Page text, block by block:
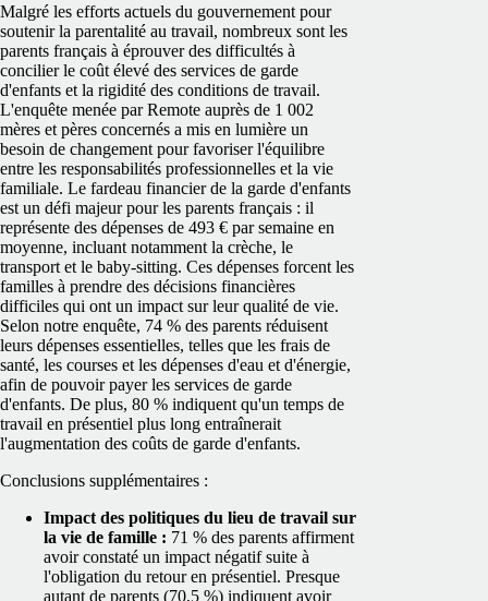
Malgré les efforts actuels du gouvernement pour
soutenir la parentalité au travail, nombreux sont les
parents français à éprouver des difficultés à
concilier le coût élevé des services de garde
d'enfants et la rigidité des conditions de travail.
L'enquête menée par Remote auprès de 1 002
mères et pères concernés a mis en lumière un
besoin de changement pour favoriser l'équilibre
entre les responsabilités professionnelles et la vie
familiale. Le fardeau financier de la garde d'enfants
est un défi majeur pour les parents français : il
représente des dépenses de 493 € par semaine en
moyenne, incluant notamment la crèche, le
transport et le baby-sitting. Ces dépenses forcent les
familles à prendre des décisions financières
difficiles qui ont un impact sur leur qualité de vie.
Selon notre enquête, 74 % des parents réduisent
leurs dépenses essentielles, telles que les frais de
santé, les courses et les dépenses d'eau et d'énergie,
afin de pouvoir payer les services de garde
d'enfants. De plus, 80 % indiquent qu'un temps de
travail en présentiel plus long entraînerait
l'augmentation des coûts de garde d'enfants.
Conclusions supplémentaires :
Impact des politiques du lieu de travail sur
la vie de famille : 71 % des parents affirment
avoir constaté un impact négatif suite à
l'obligation du retour en présentiel. Presque
autant de parents (70,5 %) indiquent avoir